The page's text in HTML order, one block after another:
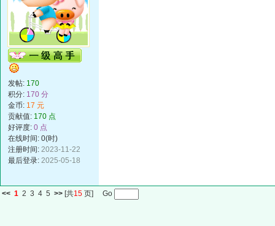
发帖: 170
积分: 170 分
金币: 17 元
贡献值: 170 点
好评度: 0 点
在线时间: 0(时)
注册时间: 2023-11-22
最后登录: 2025-05-18
<< 1 2 3 4 5 >> [共15 页] Go